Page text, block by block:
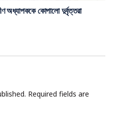
অধ্যাপককে কোপালো দুর্বৃত্তরা
Required fields are